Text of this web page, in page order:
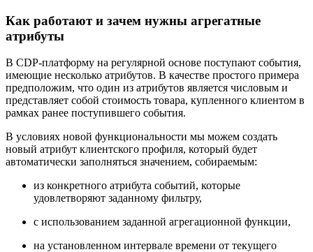
Как работают и зачем нужны агрегатные
атрибуты
В CDP-платформу на регулярной основе поступают события,
имеющие несколько атрибутов. В качестве простого примера
предположим, что один из атрибутов является числовым и
представляет собой стоимость товара, купленного клиентом в
рамках ранее поступившего события.
В условиях новой функциональности мы можем создать
новый атрибут клиентского профиля, который будет
автоматически заполняться значением, собираемым:
из конкретного атрибута событий, которые
удовлетворяют заданному фильтру,
с использованием заданной агрегационной функции,
на установленном интервале времени от текущего